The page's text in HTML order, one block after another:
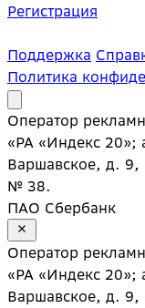
Регистрация
Поддержка
Политика
Оператор
«РА «Индекс 20»;
Варшавское, д. 9,
№ 38.
ПАО Сбербанк
Оператор
«РА «Индекс 20»;
Варшавское, д. 9,